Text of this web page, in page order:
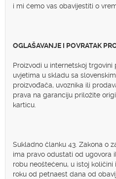
i mi ćemo vas obavijestiti o
OGLAŠAVANJE I POVRATAK
Proizvodi u internetskoj trgovini
uvjetima u skladu sa
proizvođača, uvoznika ili
prava na garanciju priložite
karticu.
Sukladno članku 43. Zakona o
ima pravo odustati od ugovora
robu neoštećenu, u istoj
roku od petnaest dana od